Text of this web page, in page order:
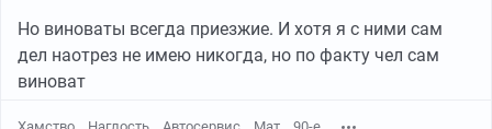
Но виноваты всегда приезжие. И хотя я с ними сам
дел наотрез не имею никогда, но по факту чел сам
виноват